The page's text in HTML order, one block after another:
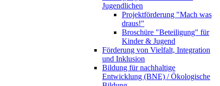
Jugendlichen
Projektförderung "Mach was
draus!"
Broschüre "Beteiligung" für
Kinder & Jugend
Förderung von Vielfalt, Integration
und Inklusion
Bildung für nachhaltige
Entwicklung (BNE) / Ökologische